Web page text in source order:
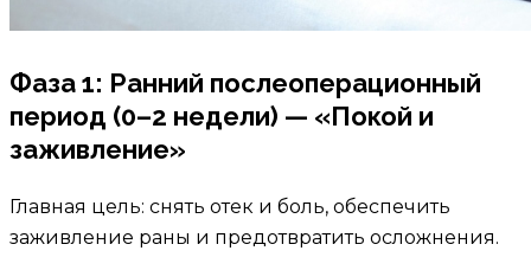
Фаза 1: Ранний послеоперационный
период (0–2 недели) — «Покой и
заживление»
Главная цель: снять отек и боль, обеспечить
заживление раны и предотвратить осложнения.